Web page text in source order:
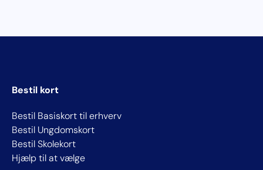
Bestil kort
Bestil Basiskort til erhverv
Bestil Ungdomskort
Bestil Skolekort
Hjælp til at vælge